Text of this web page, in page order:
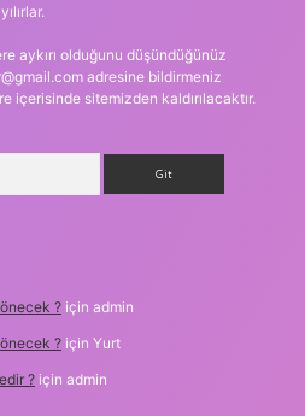
aykırı olduğunu düşündüğünüz
adresine bildirmeniz
içerisinde sitemizden kaldırılacaktır.
? için admin
? için Yurt
? için admin